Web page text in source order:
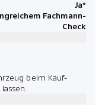
Ja*
Fachmann-
Check
beim Kauf-